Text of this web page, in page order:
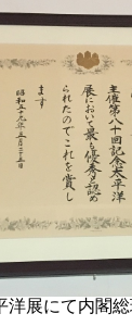
洋展にて内閣